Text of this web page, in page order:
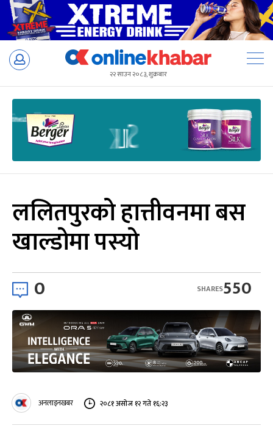
Skip
२२ साउन २०८३, शुक्रबार
ललितपुरको हात्तीवनमा बस
खाल्डोमा पस्यो
0 550
SHARES
अनलाइनखबर २०८१ असोज १२ गते १६:२३